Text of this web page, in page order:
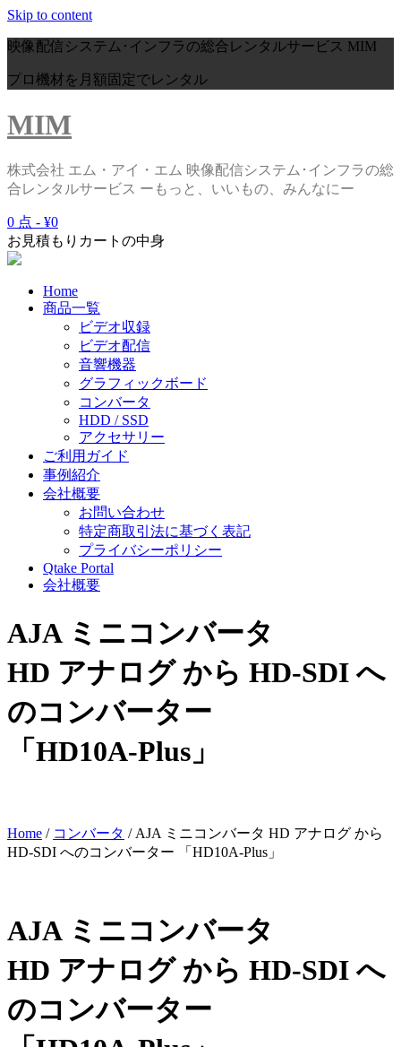
Skip to content
映像配信システム･インフラの総合レンタルサービス MIM
プロ機材を月額固定でレンタル
MIM
株式会社 エム・アイ・エム 映像配信システム･インフラの総
合レンタルサービス ーもっと、いいもの、みんなにー
0 点 - ¥0
お見積もりカートの中身
Home
商品一覧
ビデオ収録
ビデオ配信
音響機器
グラフィックボード
コンバータ
HDD / SSD
アクセサリー
ご利用ガイド
事例紹介
会社概要
お問い合わせ
特定商取引法に基づく表記
プライバシーポリシー
Qtake Portal
会社概要
AJA ミニコンバータ
HD アナログ から HD-SDI へ
のコンバーター
「HD10A-Plus」
Home / コンバータ / AJA ミニコンバータ HD アナログ から
HD-SDI へのコンバーター 「HD10A-Plus」
AJA ミニコンバータ
HD アナログ から HD-SDI へ
のコンバーター